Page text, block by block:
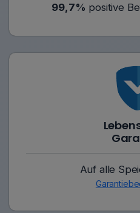
99,7% positive
Auf alle